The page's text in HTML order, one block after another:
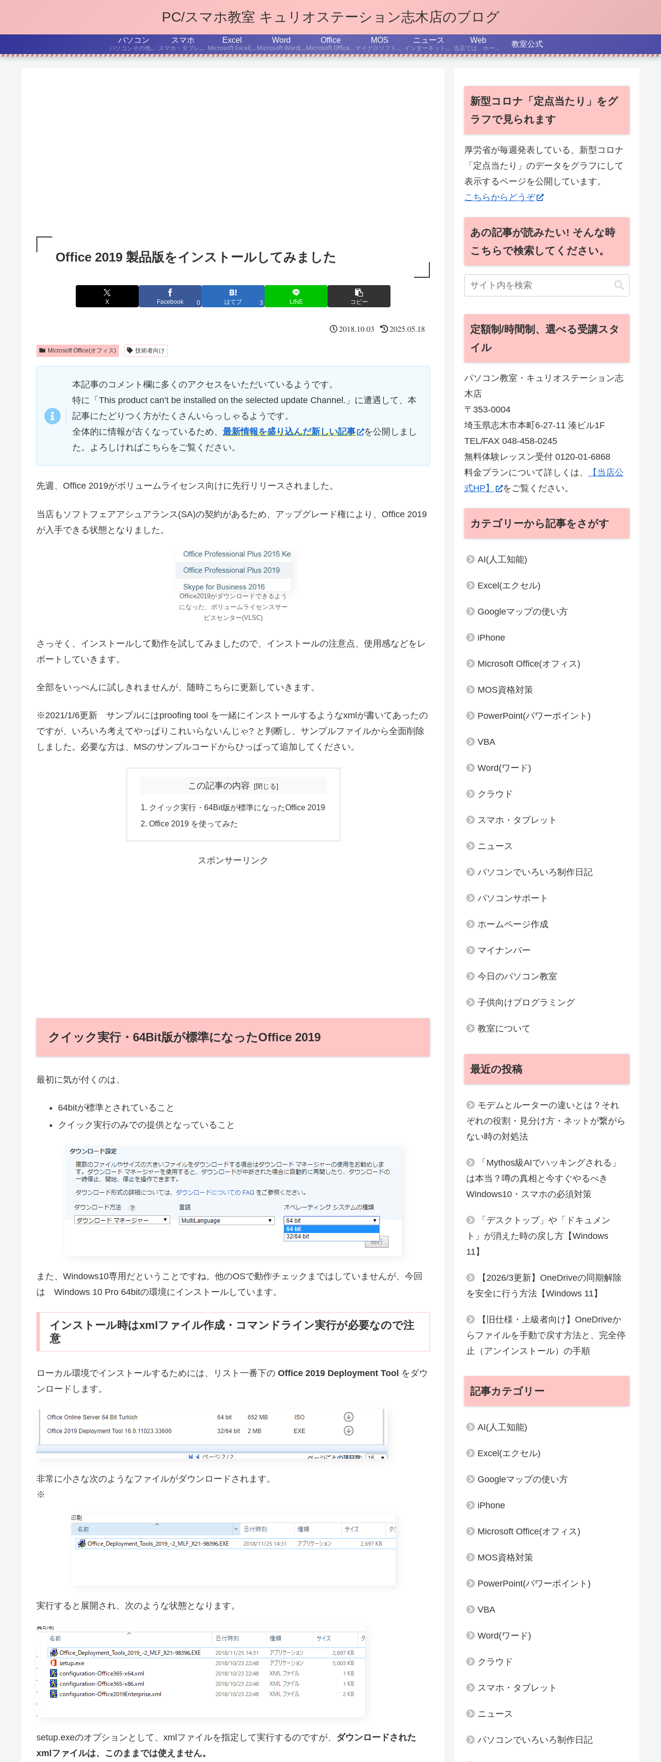
PC/スマホ教室 キュリオステーション志木店のブログ
パソコン
パソコンその他デジタル機器の、持ち込み修理・出張修理について書いています。
スマホ
スマホ・タブレットを、もうちょっと便利に使いたい! こんな「困った」を解決したい! という記事を書いています。
Excel
Microsoft Excel(エクセル)学習のポイント、ちょっと便利な小技などをご紹介します。
Word
Microsoft Word(ワード)学習のポイント、ちょっと便利な小技などをご紹介します。
Office
Microsoft Office(オフィス)の使い方、学習のポイント、ちょっと便利な小技などをご紹介します。
MOS
マイクロソフト公認資格「Microsoft Office Specialist」取得を目指す方のために、MOS有資格者の当店インストラクターが、資格試験対策・学習法などについて書いています。
ニュース
インターネット、パソコン、スマホなどについての最新ニュースから、テーマを選んで解説する記事です。
Web
当店では、ホームページ作成を学べるコースを設置しています。ここでは、制作日記、役立つTips、これからのホームページ制作、SEOなどについて書いていきます。
教室公式
Office 2019 製品版をインストールしてみました
X Facebook 0 はてブ 3 LINE コピー
2018.10.03 2025.05.18
Microsoft Office(オフィス) 技術者向け
本記事のコメント欄に多くのアクセスをいただいているようです。
特に「This product can’t be installed on the selected update Channel.」に遭遇して、本
記事にたどりつく方がたくさんいらっしゃるようです。
全体的に情報が古くなっているため、 最新情報を盛り込んだ新しい記事
を公開しまし
た。よろしければこちらをご覧ください。
先週、Office 2019がボリュームライセンス向けに先行リリースされました。
当店もソフトフェアアシュアランス(SA)の契約があるため、アップグレード権により、Office 2019
が入手できる状態となりました。
Office2019がダウンロードできるよう
になった、ボリュームライセンスサー
ビスセンター(VLSC)
さっそく、インストールして動作を試してみましたので、インストールの注意点、使用感などをレ
ポートしていきます。
全部をいっぺんに試しきれませんが、随時こちらに更新していきます。
※2021/1/6更新 サンプルにはproofing tool を一緒にインストールするようなxmlが書いてあったの
ですが、いろいろ考えてやっぱりこれいらないんじゃ? と判断し、サンプルファイルから全面削除
しました。必要な方は、MSのサンプルコードからひっぱって追加してください。
この記事の内容
クイック実行・64Bit版が標準になったOffice 2019
Office 2019 を使ってみた
スポンサーリンク
クイック実行・64Bit版が標準になったOffice 2019
最初に気が付くのは、
64bitが標準とされていること
クイック実行のみでの提供となっていること
また、Windows10専用だということですね。他のOSで動作チェックまではしていませんが、今回
は Windows 10 Pro 64bitの環境にインストールしています。
インストール時はxmlファイル作成・コマンドライン実行が必要なので注
意
ローカル環境でインストールするためには、リスト一番下の Office 2019 Deployment Tool をダウ
ンロードします。
非常に小さな次のようなファイルがダウンロードされます。
※
実行すると展開され、次のような状態となります。
setup.exeのオプションとして、xmlファイルを指定して実行するのですが、 ダウンロードされた
xmlファイルは、このままでは使えません。
新型コロナ「定点当たり」をグ
ラフで見られます
厚労省が毎週発表している、新型コロナ
「定点当たり」のデータをグラフにして
表示するページを公開しています。
こちらからどうぞ
あの記事が読みたい! そんな時
こちらで検索してください。
定額制/時間制、選べる受講スタ
イル
パソコン教室・キュリオステーション志
木店
〒353-0004
埼玉県志木市本町6-27-11 湊ビル1F
TEL/FAX 048-458-0245
無料体験レッスン受付 0120-01-6868
料金プランについて詳しくは、
【当店公
式HP】
をご覧ください。
カテゴリーから記事をさがす
AI(人工知能)
Excel(エクセル)
Googleマップの使い方
iPhone
Microsoft Office(オフィス)
MOS資格対策
PowerPoint(パワーポイント)
VBA
Word(ワード)
クラウド
スマホ・タブレット
ニュース
パソコンでいろいろ制作日記
パソコンサポート
ホームページ作成
マイナンバー
今日のパソコン教室
子供向けプログラミング
教室について
最近の投稿
モデムとルーターの違いとは？それ
ぞれの役割・見分け方・ネットが繋がら
ない時の対処法
「Mythos級AIでハッキングされる」
は本当？噂の真相と今すぐやるべき
Windows10・スマホの必須対策
「デスクトップ」や「ドキュメン
ト」が消えた時の戻し方【Windows
11】
【2026/3更新】OneDriveの同期解除
を安全に行う方法【Windows 11】
【旧仕様・上級者向け】OneDriveか
らファイルを手動で戻す方法と、完全停
止（アンインストール）の手順
記事カテゴリー
AI(人工知能)
Excel(エクセル)
Googleマップの使い方
iPhone
Microsoft Office(オフィス)
MOS資格対策
PowerPoint(パワーポイント)
VBA
Word(ワード)
クラウド
スマホ・タブレット
ニュース
パソコンでいろいろ制作日記